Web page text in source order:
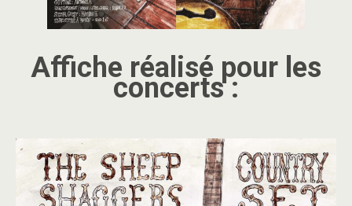
Affiche réalisé pour les
concerts :